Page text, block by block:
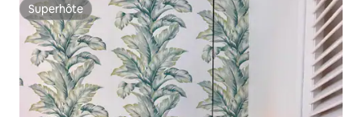
Superhôte
Superhôte